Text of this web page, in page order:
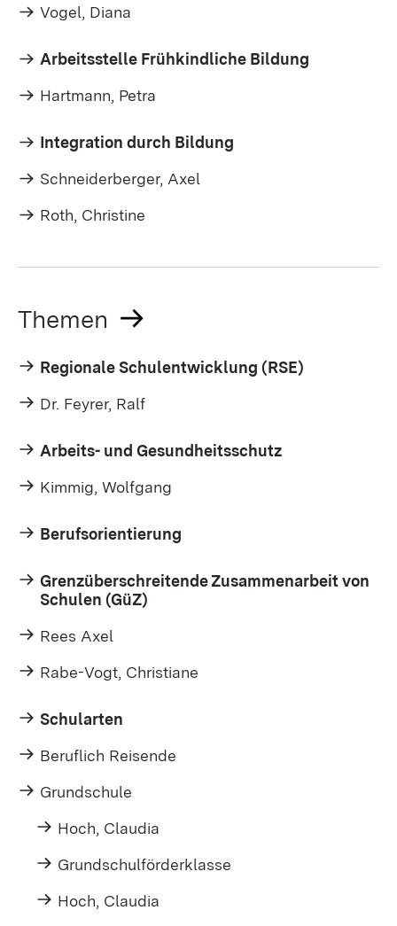
Vogel, Diana
Arbeitsstelle Frühkindliche Bildung
Hartmann, Petra
Integration durch Bildung
Schneiderberger, Axel
Roth, Christine
Themen
Regionale Schulentwicklung (RSE)
Dr. Feyrer, Ralf
Arbeits- und Gesundheitsschutz
Kimmig, Wolfgang
Berufsorientierung
Grenzüberschreitende Zusammenarbeit von
Schulen (GüZ)
Rees Axel
Rabe-Vogt, Christiane
Schularten
Beruflich Reisende
Grundschule
Hoch, Claudia
Grundschulförderklasse
Hoch, Claudia